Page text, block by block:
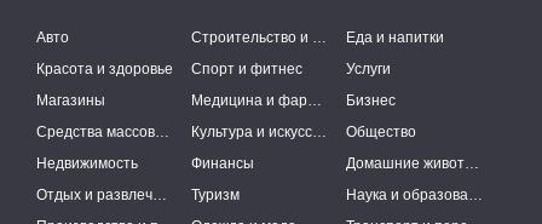
Авто Строительство и ремонт
Еда и напитки
Красота и здоровье
Спорт и фитнес
Услуги
Магазины
Медицина и фармацевтика
Бизнес
Средства массовой информации
Культура и искусство
Общество
Недвижимость
Финансы
Домашние животные
Отдых и развлечения
Туризм
Наука и образование